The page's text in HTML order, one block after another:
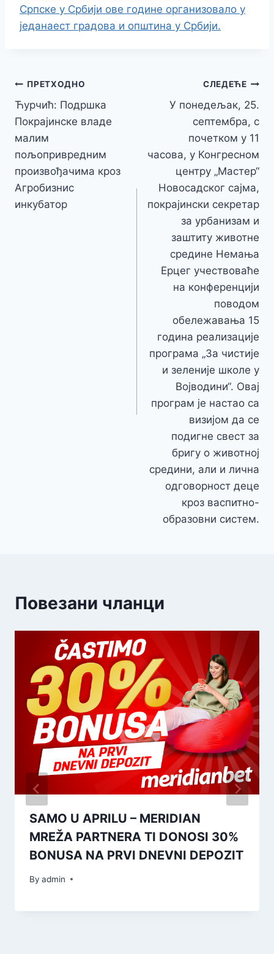
Српске у Србији ове године организовало у
једанаест градова и општина у Србији.
Кретање
чланка
ПРЕТХОДНО
Ћурчић: Подршка
Покрајинске владе
малим
пољопривредним
произвођачима кроз
Агробизнис
инкубатор
СЛЕДЕЋЕ
У понедељак, 25.
септембра, с
почетком у 11
часова, у Конгресном
центру „Мастер“
Новосадског сајма,
покрајински секретар
за урбанизам и
заштиту животне
средине Немања
Ерцег учествоваће
на конференцији
поводом
обележавања 15
година реализације
програма „За чистије
и зеленије школе у
Војводини“. Овај
програм је настао са
визијом да се
подигне свест за
бригу о животној
средини, али и лична
одговорност деце
кроз васпитно-
образовни систем.
Повезани чланци
SAMO U APRILU – MERIDIAN
MREŽA PARTNERA TI DONOSI 30%
BONUSA NA PRVI DNEVNI DEPOZIT
By admin